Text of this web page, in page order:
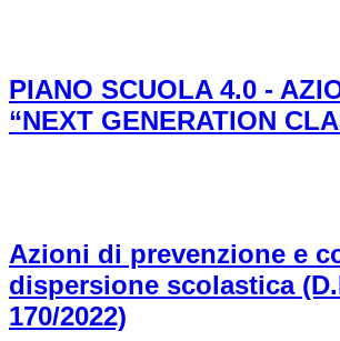
PIANO SCUOLA 4.0 -
“NEXT GENERATION
Azioni di prevenzione e
dispersione scolastica
170/2022)